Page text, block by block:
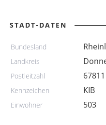
STADT-DATEN
Bundesland
Landkreis
Postleitzahl 67811
Kennzeichen KIB
Einwohner 503